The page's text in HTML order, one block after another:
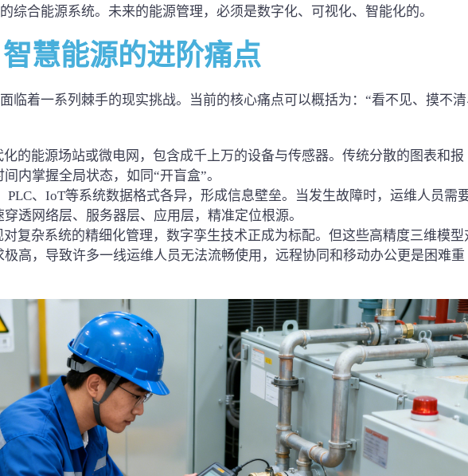
综合能源系统。未来的能源管理，必须是数字化、可视化、智能化的。
慧能源的进阶痛点
临着一系列棘手的现实挑战。当前的核心痛点可以概括为：“看不见、摸不
的能源场站或微电网，包含成千上万的设备与传感器。传统分散的图表和报
内掌握全局状态，如同“开盲盒”。
PLC、IoT等系统数据格式各异，形成信息壁垒。当发生故障时，运维人员需
透网络层、服务器层、应用层，精准定位根源。
复杂系统的精细化管理，数字孪生技术正成为标配。但这些高精度三维模型
高，导致许多一线运维人员无法流畅使用，远程协同和移动办公更是困难重